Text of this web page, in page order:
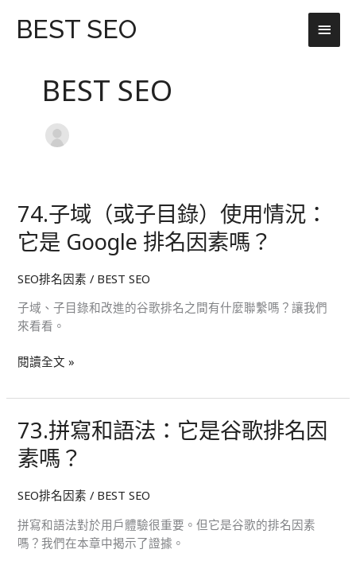
BEST SEO
主
要
BEST SEO
74.子域（或子目錄）使用情況：
它是 Google 排名因素嗎？
SEO排名因素 / BEST SEO
子域、子目錄和改進的谷歌排名之間有什麼聯繫嗎？讓我們
來看看。
74.
子
域
子
目
錄）
使
用
情
是
Google
排
因
素
嗎？
閱讀全文 »
73.拼寫和語法：它是谷歌排名因
素嗎？
SEO排名因素 / BEST SEO
拼寫和語法對於用戶體驗很重要。但它是谷歌的排名因素
嗎？我們在本章中揭示了證據。
73.
拼
寫
語
法：
它
是